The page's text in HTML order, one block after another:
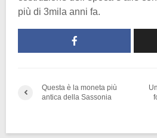
più di 3mila anni fa.
Questa è la moneta più
antica della Sassonia